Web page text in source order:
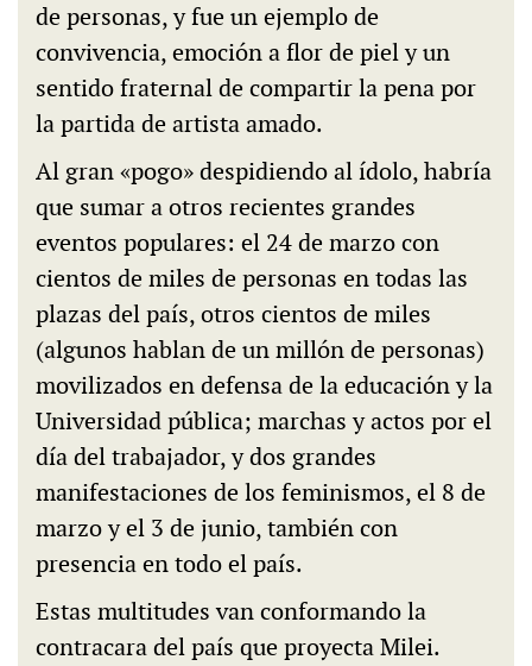
de personas, y fue un ejemplo de
convivencia, emoción a flor de piel y un
sentido fraternal de compartir la pena por
la partida de artista amado.
Al gran «pogo» despidiendo al ídolo, habría
que sumar a otros recientes grandes
eventos populares: el 24 de marzo con
cientos de miles de personas en todas las
plazas del país, otros cientos de miles
(algunos hablan de un millón de personas)
movilizados en defensa de la educación y la
Universidad pública; marchas y actos por el
día del trabajador, y dos grandes
manifestaciones de los feminismos, el 8 de
marzo y el 3 de junio, también con
presencia en todo el país.
Estas multitudes van conformando la
contracara del país que proyecta Milei.